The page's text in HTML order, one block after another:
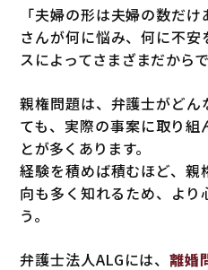
「夫婦の形は夫婦の数だ
さんが何に悩み、何に不
スによってさまざまだからで
親権問題は、弁護士がど
ても、実際の事案に取り組
とが多くあります。
経験を積めば積むほど、
向も多く知れるため、より
う。
弁護士法人ALGには、離婚